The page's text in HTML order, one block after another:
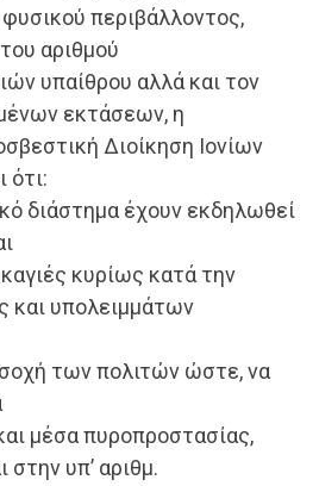
περιβάλλοντος,
αριθμού
υπαίθρου αλλά και τον
εκτάσεων, η
Διοίκηση Ιονίων
ότι:
διάστημα έχουν εκδηλωθεί
κυρίως κατά την
και υπολειμμάτων
των πολιτών ώστε, να
μέσα πυροπροστασίας,
υπ’ αριθμ.